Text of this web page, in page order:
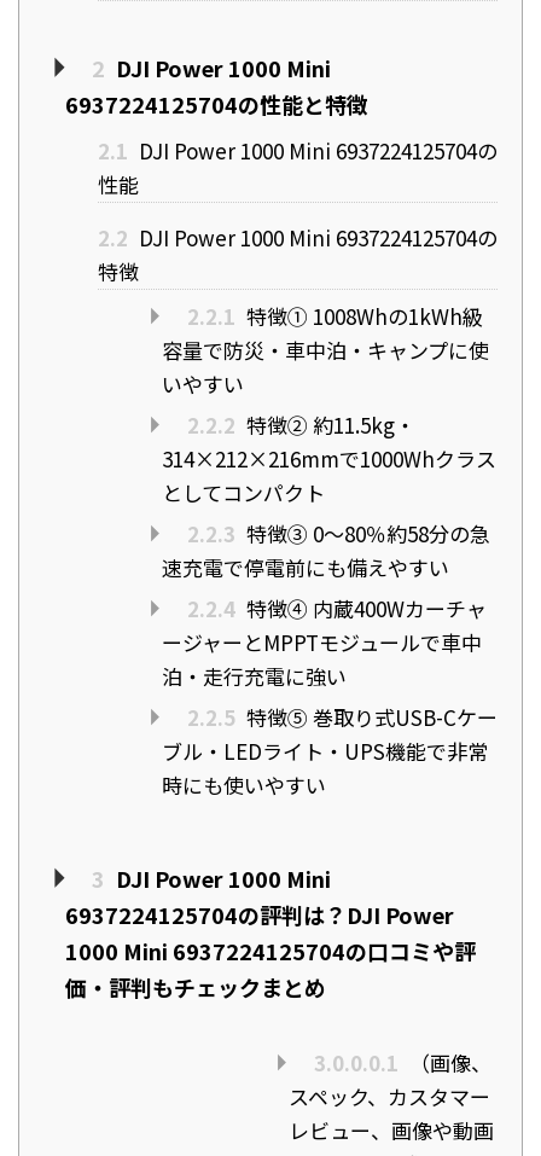
2 DJI Power 1000 Mini
6937224125704の性能と特徴
2.1 DJI Power 1000 Mini 6937224125704の
性能
2.2 DJI Power 1000 Mini 6937224125704の
特徴
2.2.1 特徴① 1008Whの1kWh級
容量で防災・車中泊・キャンプに使
いやすい
2.2.2 特徴② 約11.5kg・
314×212×216mmで1000Whクラス
としてコンパクト
2.2.3 特徴③ 0〜80％約58分の急
速充電で停電前にも備えやすい
2.2.4 特徴④ 内蔵400Wカーチャ
ージャーとMPPTモジュールで車中
泊・走行充電に強い
2.2.5 特徴⑤ 巻取り式USB-Cケー
ブル・LEDライト・UPS機能で非常
時にも使いやすい
3 DJI Power 1000 Mini
6937224125704の評判は？DJI Power
1000 Mini 6937224125704の口コミや評
価・評判もチェックまとめ
3.0.0.0.1
（画像、
スペック、カスタマー
レビュー、画像や動画